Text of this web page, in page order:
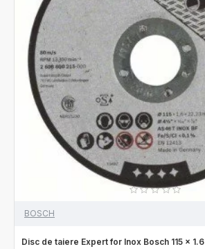
BOSCH
Disc de taiere Expert for Inox Bosch 115 x 1.6